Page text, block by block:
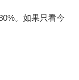
。如果只看今